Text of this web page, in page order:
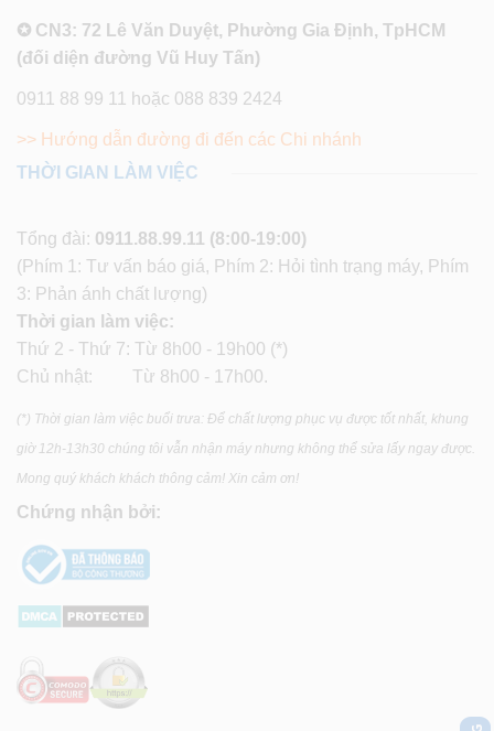
✪ CN3: 72 Lê Văn Duyệt, Phường Gia Định, TpHCM
(đối diện đường Vũ Huy Tấn)
0911 88 99 11 hoặc 088 839 2424
>> Hướng dẫn đường đi đến các Chi nhánh
THỜI GIAN LÀM VIỆC
Tổng đài: 0911.88.99.11 (8:00-19:00)
(Phím 1: Tư vấn báo giá, Phím 2: Hỏi tình trạng máy, Phím
3: Phản ánh chất lượng)
Thời gian làm việc:
Thứ 2 - Thứ 7: Từ 8h00 - 19h00 (*)
Chủ nhật: Từ 8h00 - 17h00.
(*) Thời gian làm việc buổi trưa: Để chất lượng phục vụ được tốt nhất, khung
giờ 12h-13h30 chúng tôi vẫn nhận máy nhưng không thể sửa lấy ngay được.
Mong quý khách khách thông cảm! Xin cảm ơn!
Chứng nhận bởi: